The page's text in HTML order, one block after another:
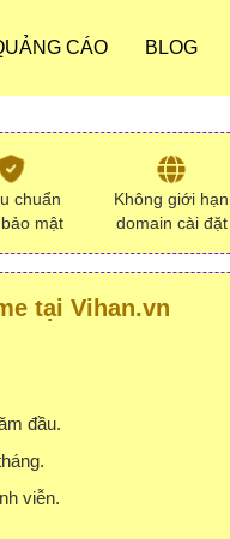
CÁO BLOG
chuẩn
mật
Không giới hạn
domain cài đặt
tại Vihan.vn
đầu.
viễn.